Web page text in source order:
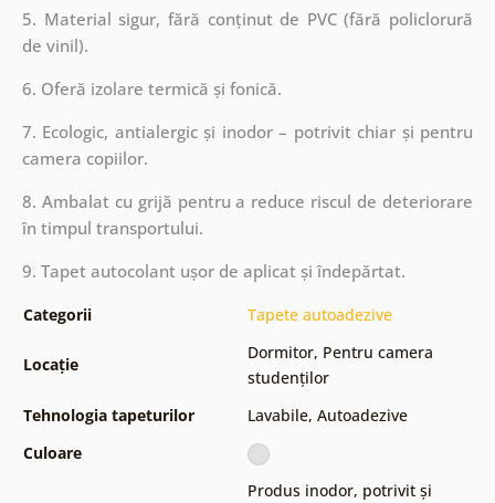
5. Material sigur, fără conținut de PVC (fără policlorură
de vinil).
6. Oferă izolare termică și fonică.
7. Ecologic, antialergic și inodor – potrivit chiar și pentru
camera copiilor.
8. Ambalat cu grijă pentru a reduce riscul de deteriorare
în timpul transportului.
9. Tapet autocolant ușor de aplicat și îndepărtat.
Categorii Tapete autoadezive
Locație
Dormitor, Pentru camera
studenților
Tehnologia tapeturilor
Lavabile, Autoadezive
Culoare
Produs inodor, potrivit și